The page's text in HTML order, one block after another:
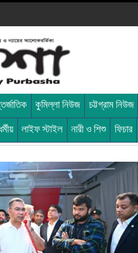
কুমিল্লা নিউজ চট্টগ্রাম নিউজ
লাইফ স্টাইল নারী ও শিশু ফিচার